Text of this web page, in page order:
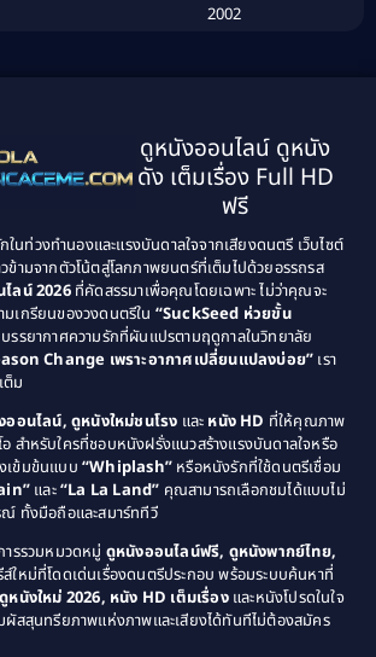
(134)
Classic หนังคลาสสิก(21)
Classic หนังคลาสสิก(25)
Comedy ตลก(46)
Comedy ตลก(515)
Coming of Age ก้าวพ้นวัย(1)
Coming-of-Age(3)
Community(1)
Crime อาชญากรรม(78)
2002
1994
1992
1988
1986
1984
1982
1978
1975
1970
1968
1963
ดูหนังออนไลน์ ดูหนัง
ดัง เต็มเรื่อง Full HD
ฟรี
ท่วงทำนองและแรงบันดาลใจจากเสียงดนตรี เว็บไซต์
ข้ามจากตัวโน้ตสู่โลกภาพยนตร์ที่เต็มไปด้วยอรรถรส
ลน์ 2026ที่คัดสรรมาเพื่อคุณโดยเฉพาะ ไม่ว่าคุณจะ
เกรียนของวงดนตรีใน “SuckSeed ห่วยขั้น
รยากาศความรักที่ผันแปรตามฤดูกาลในวิทยาลัย
Change เพราะอากาศเปลี่ยนแปลงบ่อย” เรา
ม
ออนไลน์, ดูหนังใหม่ชนโรง และ หนัง HD ที่ให้คุณภาพ
สำหรับใครที่ชอบหนังฝรั่งแนวสร้างแรงบันดาลใจหรือ
เข้มข้นแบบ “Whiplash” หรือหนังรักที่ใช้ดนตรีเชื่อม
และ“La La Land” คุณสามารถเลือกชมได้แบบไม่
ทั้งมือถือและสมาร์ททีวี
ารรวมหมวดหมู่ ดูหนังออนไลน์ฟรี, ดูหนังพากย์ไทย,
ใหม่ที่โดดเด่นเรื่องดนตรีประกอบ พร้อมระบบค้นหาที่
ดูหนังใหม่ 2026, หนัง HD เต็มเรื่องและหนังโปรดในใจ
ผัสสุนทรียภาพแห่งภาพและเสียงได้ทันทีไม่ต้องสมัคร